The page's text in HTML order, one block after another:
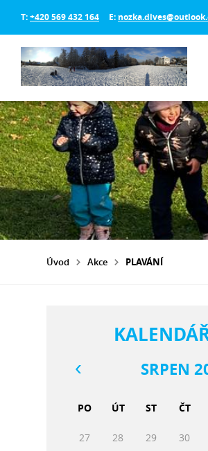
T:+420 569 432 164 E:
Úvod Akce PLAVÁNÍ
SRPEN
PO ÚT ST ČT
27 28 29 30